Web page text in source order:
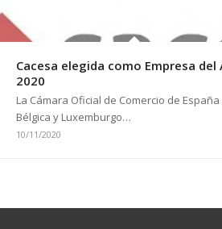
Cacesa elegida como Empresa del
2020
La Cámara Oficial de Comercio de España
Bélgica y Luxemburgo…
10/11/2020